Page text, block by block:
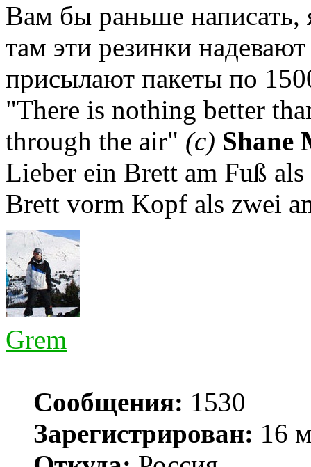
Вам бы раньше написать,
там эти резинки
присылают пакеты по
"There is nothing better
through the air" (с) Shane
Lieber ein Brett am Fuß
Brett vorm Kopf als zwei
Grem
Сообщения: 1530
Зарегистрирован: 16